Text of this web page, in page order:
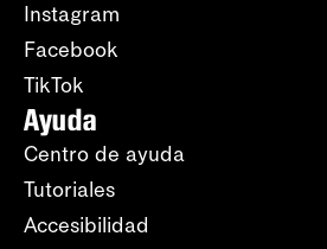
Instagram
Facebook
TikTok
Ayuda
Centro de ayuda
Tutoriales
Accesibilidad